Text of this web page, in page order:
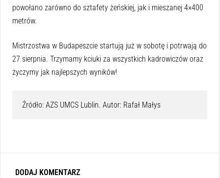
powołano zarówno do sztafety żeńskiej, jak i mieszanej 4×400
metrów.
Mistrzostwa w Budapeszcie startują już w sobotę i potrwają do
27 sierpnia. Trzymamy kciuki za wszystkich kadrowiczów oraz
życzymy jak najlepszych wyników!
Źródło: AZS UMCS Lublin. Autor: Rafał Małys
DODAJ KOMENTARZ